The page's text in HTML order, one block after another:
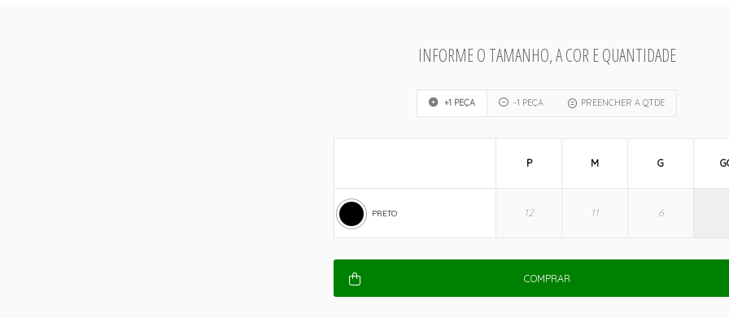
INFORME O TAMANHO, A COR E QUANTIDADE
+1 PEÇA -1 PEÇA PREENCHER A QTDE
PRETO
P M G
COMPRAR